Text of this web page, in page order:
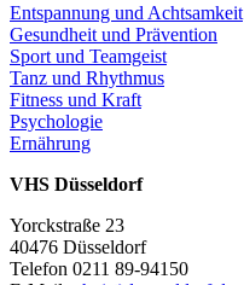
Entspannung und Achtsamkeit
Gesundheit und Prävention
Sport und Teamgeist
Tanz und Rhythmus
Fitness und Kraft
Psychologie
Ernährung
VHS Düsseldorf
Yorckstraße 23
40476 Düsseldorf
Telefon 0211 89-94150